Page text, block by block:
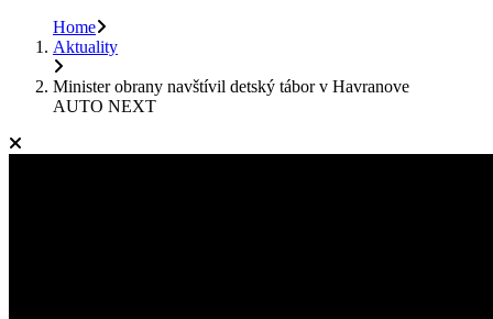
Home
Aktuality
Minister obrany navštívil detský tábor v Havranove
AUTO NEXT